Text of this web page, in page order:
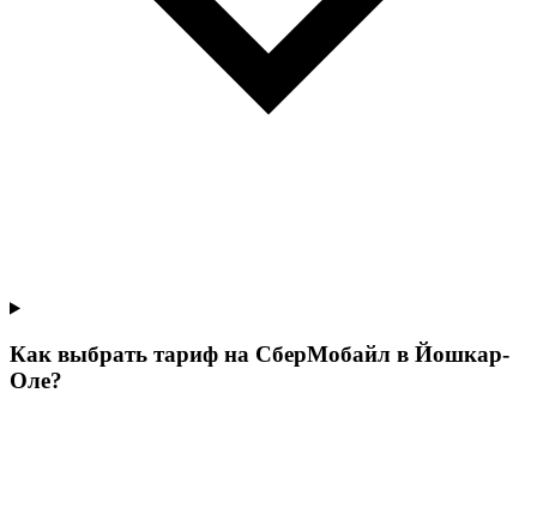
Как выбрать тариф на СберМобайл в Йошкар-
Оле?